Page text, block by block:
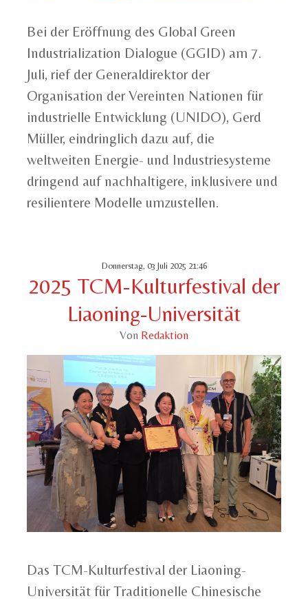
Bei der Eröffnung des Global Green
Industrialization Dialogue (GGID) am 7.
Juli, rief der Generaldirektor der
Organisation der Vereinten Nationen für
industrielle Entwicklung (UNIDO), Gerd
Müller, eindringlich dazu auf, die
weltweiten Energie- und Industriesysteme
dringend auf nachhaltigere, inklusivere und
resilientere Modelle umzustellen.
Donnerstag, 03 Juli 2025 21:46
2025 TCM-Kulturfestival der
Liaoning-Universität
Von Redaktion
Das TCM-Kulturfestival der Liaoning-
Universität für Traditionelle Chinesische